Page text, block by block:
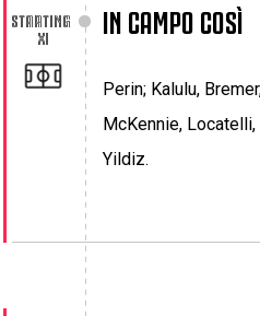
STARTING
XI
IN CAMPO COSÌ
Perin; Kalulu,
McKennie, Locatelli,
Yildiz.